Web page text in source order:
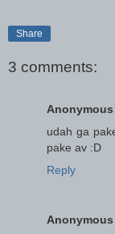
Share
3 comments:
Anonymous
udah ga
pake av :D
Reply
Anonymous